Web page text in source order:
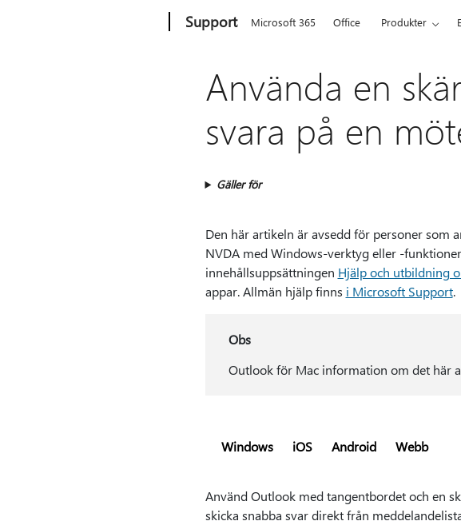
Support Microsoft 365 Office Produkter
Använda en
svara på en
Gäller för
Den här artikeln är avsedd för personer som
NVDA med Windows-verktyg eller -
innehållsuppsättningen Hjälp och utbildning
appar. Allmän hjälp finns i Microsoft Support.
Obs
Outlook för Mac information om det här
Windows iOS Android Webb
Använd Outlook med tangentbordet och en
skicka snabba svar direkt från